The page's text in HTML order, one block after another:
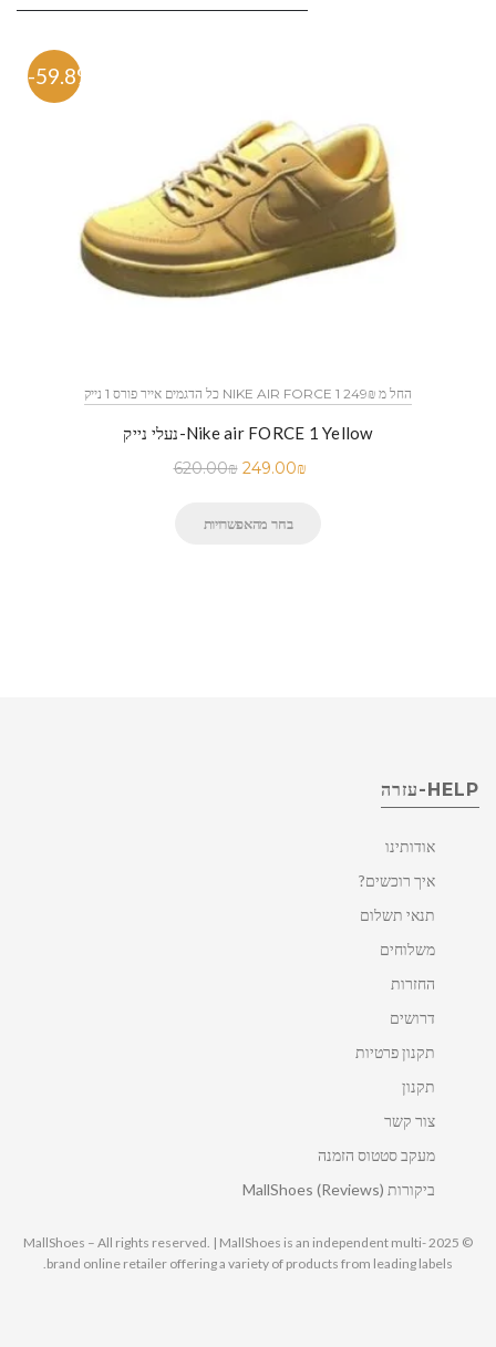
-59.8%
כל הדגמים אייר פורס 1 נייק NIKE AIR FORCE 1 החל מ 249₪
נעלי נייק-Nike air FORCE 1 Yellow
620.00₪ 249.00₪
בחר מהאפשרויות
HELP-עזרה
אודותינו
איך רוכשים?
תנאי תשלום
משלוחים
החזרות
דרושים
תקנון פרטיות
תקנון
צור קשר
מעקב סטטוס הזמנה
ביקורות MallShoes (Reviews)
© 2025 MallShoes – All rights reserved. | MallShoes is an independent multi-
brand online retailer offering a variety of products from leading labels.